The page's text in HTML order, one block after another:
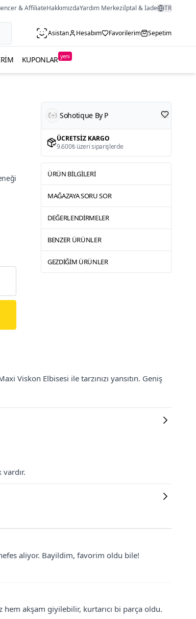
& AffiliateHakkımızdaYardım Merkeziİptal & İade TR
Asistan Hesabım Favorilerim Sepetim
KUPONLAR yeni
Sohotique By P
ÜCRETSIZ KARGO
9.600₺ üzeri siparişlerde
ÜRÜN BILGILERI
MAĞAZAYA SORU SOR
DEĞERLENDIRMELER
BENZER ÜRÜNLER
GEZDIĞIM ÜRÜNLER
Viskon Elbisesi ile tarzınızı yansıtın. Geniş
aliyor. Bayildim, favorim oldu bile!
hem akşam giyilebilir, kurtarıcı bi parça oldu.